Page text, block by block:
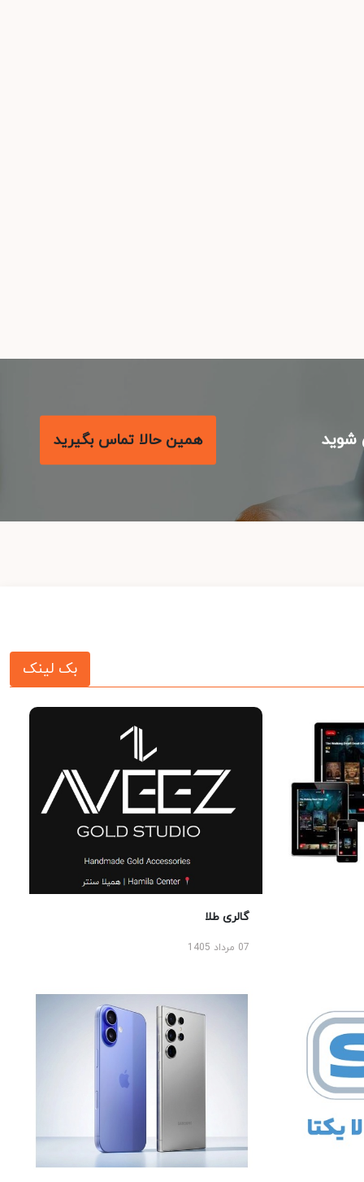
همین حالا تماس بگیرید
بک لینک
گالری طلا
07 مرداد 1405